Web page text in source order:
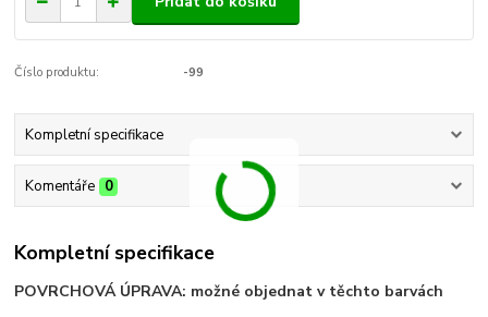
Číslo produktu: -99
Kompletní specifikace
Komentáře 0
Kompletní specifikace
POVRCHOVÁ ÚPRAVA: možné objednat v těchto barvách